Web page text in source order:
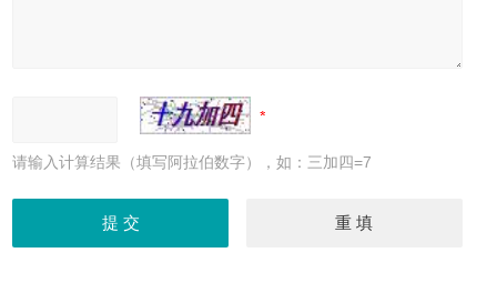
请输入计算结果（填写阿拉伯数字），如：三加四=7